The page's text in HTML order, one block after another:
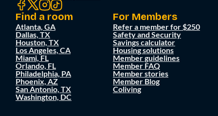
Find a room
Atlanta, GA
Dallas, TX
Houston, TX
Los Angeles, CA
Miami, FL
Orlando, FL
Philadelphia, PA
Phoenix, AZ
San Antonio, TX
Washington, DC
For Members
Refer a member for $250
Safety and Security
Savings calculator
Housing solutions
Member guidelines
Member FAQ
Member stories
Member Blog
Coliving